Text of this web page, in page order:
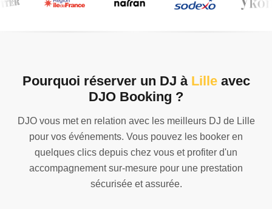
Pourquoi réserver un DJ à Lilleavec
DJO Booking ?
DJO vous met en relation avec les meilleurs DJ de Lille
pour vos événements. Vous pouvez les booker en
quelques clics depuis chez vous et profiter d'un
accompagnement sur-mesure pour une prestation
sécurisée et assurée.